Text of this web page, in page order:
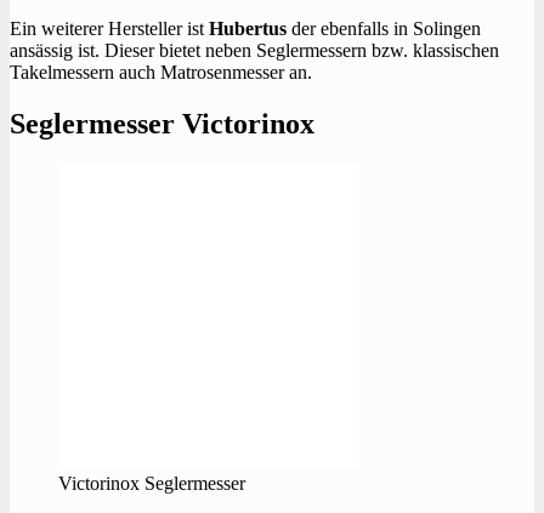
Ein weiterer Hersteller istHubertus der ebenfalls in Solingen
ansässig ist. Dieser bietet neben Seglermessern bzw. klassischen
Takelmessern auch Matrosenmesser an.
Seglermesser Victorinox
Victorinox Seglermesser